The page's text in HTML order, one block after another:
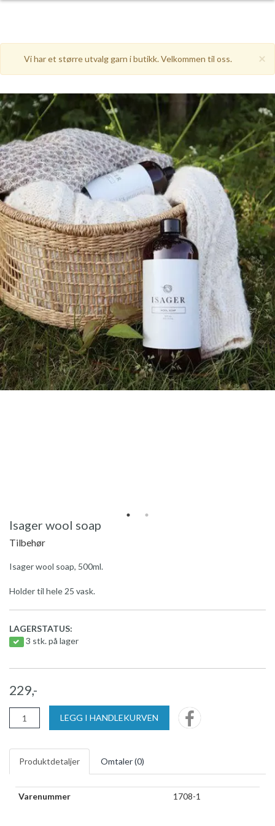
×
Vi har et større utvalg garn i butikk. Velkommen til oss.
Isager wool soap
Tilbehør
Isager wool soap, 500ml.
Holder til hele 25 vask.
LAGERSTATUS:
3 stk. på lager
229,-
LEGG I HANDLEKURVEN
Produktdetaljer Omtaler (0)
Varenummer 1708-1